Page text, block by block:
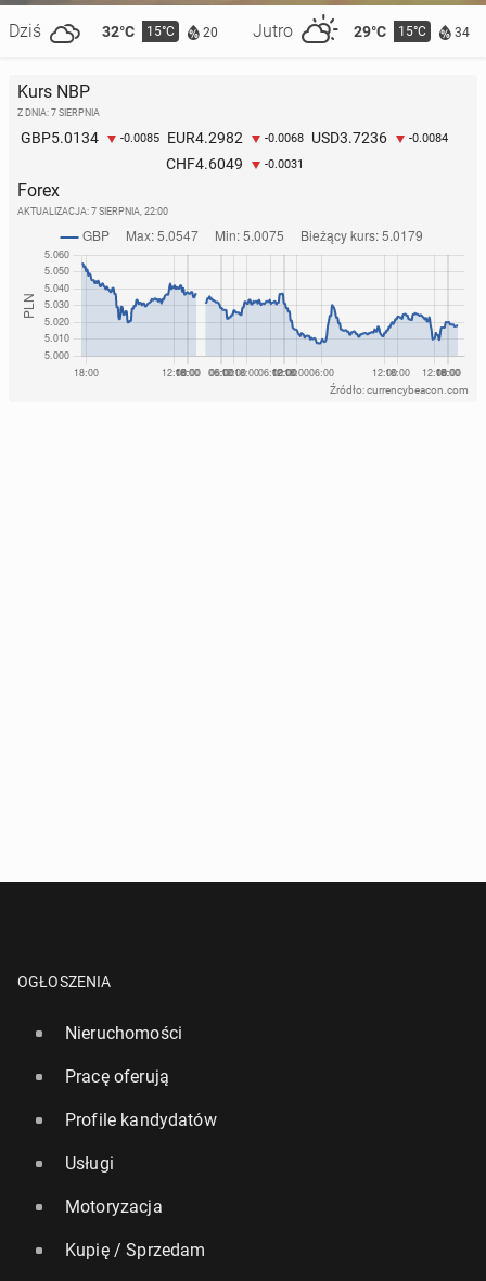
Dziś 32°C 15°C 20 Jutro 29°C 15°C 34
Kurs NBP
Z DNIA: 7 SIERPNIA
GBP5.0134 -0.0085 EUR4.2982 -0.0068 USD3.7236 -0.0084
CHF4.6049 -0.0031
Forex
AKTUALIZACJA: 7 SIERPNIA, 22:00
Źródło: currencybeacon.com
OGŁOSZENIA
Nieruchomości
Pracę oferują
Profile kandydatów
Usługi
Motoryzacja
Kupię / Sprzedam